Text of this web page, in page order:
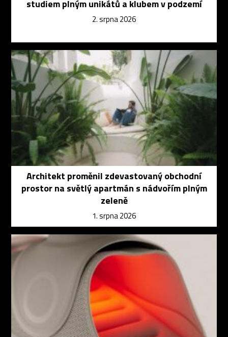
studiem plným unikátů a klubem v podzemí
2. srpna 2026
Architekt proměnil zdevastovaný obchodní
prostor na světlý apartmán s nádvořím plným
zeleně
1. srpna 2026